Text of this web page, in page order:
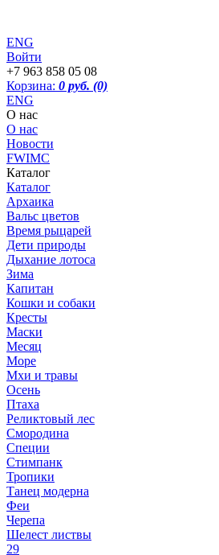
ENG
Войти
+7 963 858 05 08
Корзина: 0 руб. (0)
ENG
О нас
О нас
Новости
FWIMC
Каталог
Каталог
Архаика
Вальс цветов
Время рыцарей
Дети природы
Дыхание лотоса
Зима
Капитан
Кошки и собаки
Кресты
Маски
Месяц
Море
Мхи и травы
Осень
Птаха
Реликтовый лес
Смородина
Специи
Стимпанк
Тропики
Танец модерна
Феи
Черепа
Шелест листвы
29